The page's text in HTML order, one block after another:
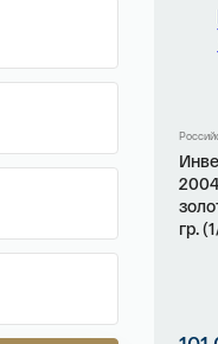
гр.